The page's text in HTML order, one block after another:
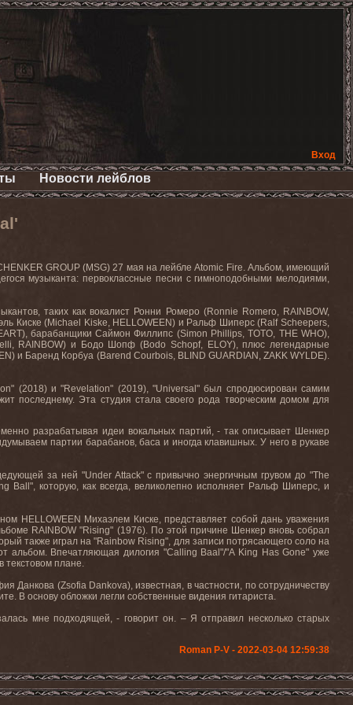
Вход
Новости лейблов
GROUP (MSG) 27 мая на лейблеAtomic Fire. Альбом, имеющий
музыканта: первоклассные песни с гимноподобными мелодиями,
таких как вокалист Ронни Ромеро (Ronnie Romero, RAINBOW,
Киске (Michael Kiske, HELLOWEEN) и Ральф Шиперс (Ralf Scheepers,
), барабанщики Саймон Филлипс (Simon Phillips,TOTO, THE WHO),
, RAINBOW) и Бодо Шопф (Bodo Schopf, ELOY), плюс легендарные
) и Баренд Корбуа (Barend Courbois, BLIND GUARDIAN , ZAKK WYLDE).
" (2018) и "Revelation" (2019), "Universal" был спродюсирован самим
последнему. Эта студия стала своего рода творческим домом для
разрабатывая идеи вокальных партий, - так описывает Шенкер
партии барабанов, баса и иногда клавишных. У него в рукаве
за ней "Under Attack" с привычно энергичным грувом до "The
Ball ", которую, как всегда, великолепно исполняет Ральф Шиперс, и
HELLOWEEN Михаэлем Киске, представляет собой дань уважения
RAINBOW "Rising" (1976). По этой причине Шенкер вновь собрал
также играл на "Rainbow Rising", для записи потрясающего соло на
альбом. Впечатляющая дилогия "Calling Baal"/"A King Has Gone" уже
текстовом плане.
Данкова (Zsofia Dankova), известная, в частности, по сотрудничеству
В основу обложки легли собственные видения гитариста.
мне подходящей, - говорит он. – Я отправил несколько старых
Roman P-V - 2022-03-04 12:59:38